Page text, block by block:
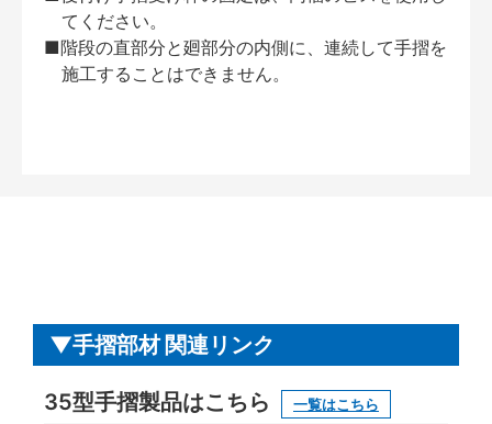
てください。
■階段の直部分と廻部分の内側に、連続して手摺を
施工することはできません。
手摺部材 関連リンク
35型手摺製品はこちら 一覧はこちら